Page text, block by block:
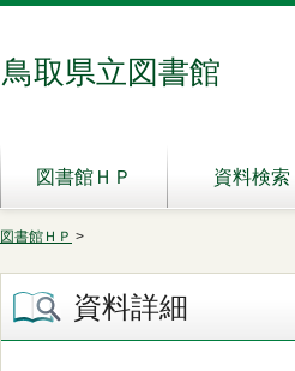
鳥取県立図書館
図書館ＨＰ 資料検索
図書館ＨＰ >
資料詳細